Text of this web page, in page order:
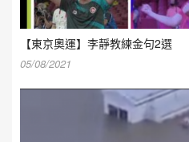
【東京奧運】李靜教練金句2選
05/08/2021